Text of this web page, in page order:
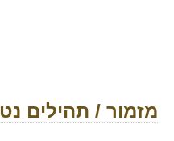
מזמור / תהילים נט